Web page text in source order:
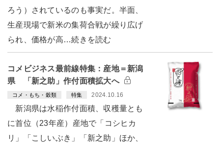
ろう）されているのも事実だ。半面、
生産現場で新米の集荷合戦が繰り広げ
られ、価格が高…続きを読む
コメビジネス最前線特集：産地＝新潟
県 「新之助」作付面積拡大へ
コメ・もち・穀類 特集 2024.10.16
新潟県は水稲作付面積、収穫量とも
に首位（23年産）産地で「コシヒカ
リ」「こしいぶき」「新之助」ほか、